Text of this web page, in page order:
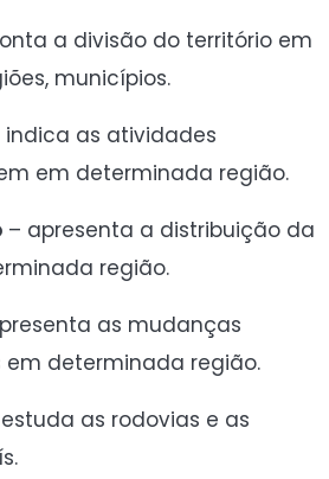
a divisão do território em
municípios.
indica as atividades
em determinada região.
– apresenta a distribuição da
região.
as mudanças
em determinada região.
as rodovias e as